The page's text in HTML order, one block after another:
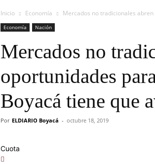
Inicio Economía Mercados no tradicionales
Economía Nación
Mercados no
oportunidades
Boyacá tiene que
Por ELDIARIO Boyacá - octubre 18, 2019
Cuota